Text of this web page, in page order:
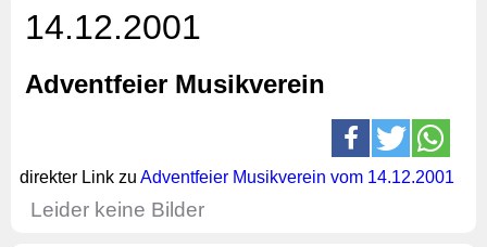
14.12.2001
Adventfeier Musikverein
direkter Link zu Adventfeier Musikverein vom 14.12.2001
Leider keine Bilder